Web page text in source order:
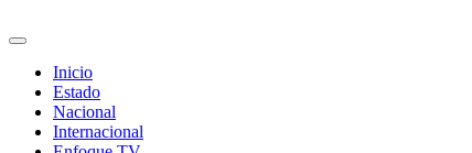
Inicio
Estado
Nacional
Internacional